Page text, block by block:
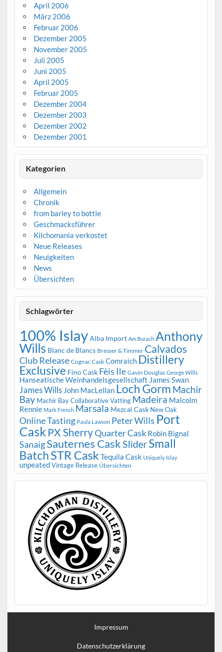
April 2006
März 2006
Februar 2006
Dezember 2005
November 2005
Juli 2005
Juni 2005
April 2005
Februar 2005
Dezember 2004
Dezember 2003
Dezember 2002
Dezember 2001
Kategorien
Allgemein
Chronik
from barley to bottle
Geschmacksführer
Kilchomania verkostet
Neue Releases
Neuigkeiten
News
Übersichten
Schlagwörter
100% IslayAlba Import Am Burach Anthony
Wills Blanc de Blancs Bresser & Timmer Calvados
Club Release Cognac Cask Comraich Distillery
Exclusive Fino Cask Fèis Ile Gavin Douglas George Wills
Hanseatische Weinhandelsgesellschaft James Swan
James Wills John MacLellan Loch Gorm Machir
Bay Machir Bay Collaborative Vatting Madeira Malcolm
Rennie Mark French Marsala Mezcal Cask New Oak
Online Tasting Paula Lawson Peter Wills Port
Cask PX SherryQuarter Cask Robin Bignal
SanaigSauternes CaskSliderSmall
BatchSTR Cask Tequila Cask Uniquely Islay
unpeatedVintage Release Übersichten
Impressum
Datenschutzerklärung